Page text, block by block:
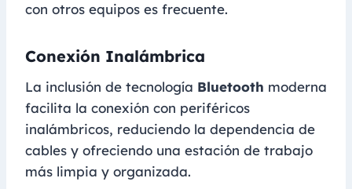
con otros equipos es frecuente.
Conexión Inalámbrica
La inclusión de tecnología Bluetooth moderna
facilita la conexión con periféricos
inalámbricos, reduciendo la dependencia de
cables y ofreciendo una estación de trabajo
más limpia y organizada.